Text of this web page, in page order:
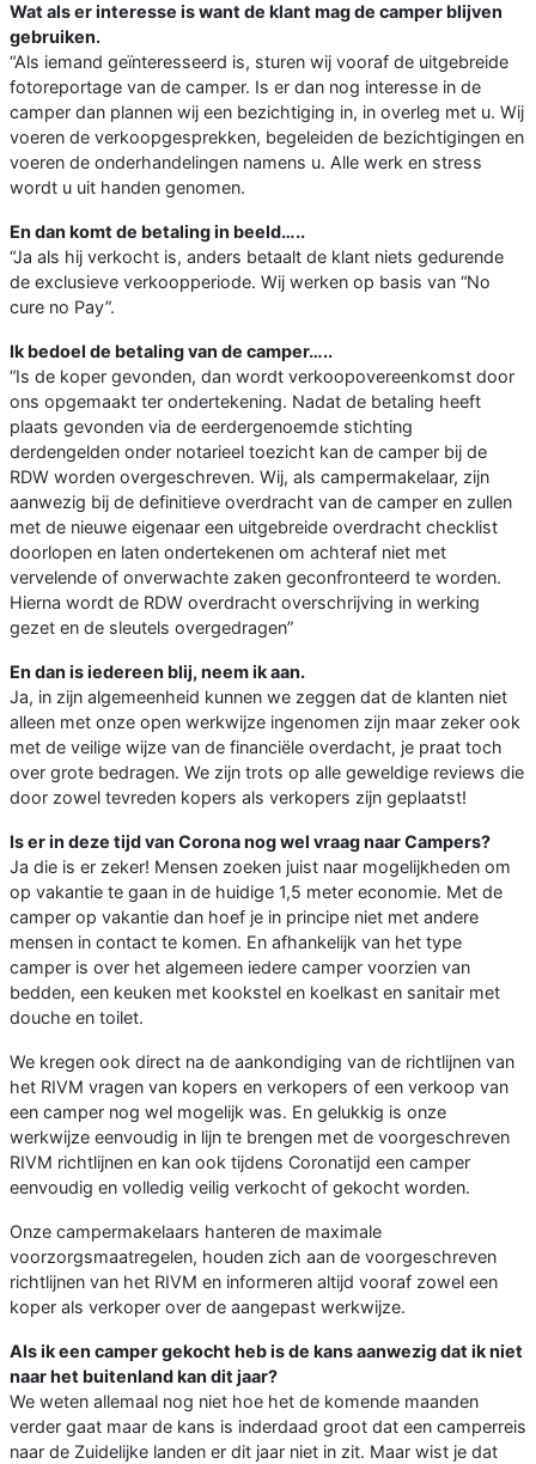
Wat als er interesse is want de klant mag de camper blijven
gebruiken.
“Als iemand geïnteresseerd is, sturen wij vooraf de uitgebreide
fotoreportage van de camper. Is er dan nog interesse in de
camper dan plannen wij een bezichtiging in, in overleg met u. Wij
voeren de verkoopgesprekken, begeleiden de bezichtigingen en
voeren de onderhandelingen namens u. Alle werk en stress
wordt u uit handen genomen.
En dan komt de betaling in beeld…..
“Ja als hij verkocht is, anders betaalt de klant niets gedurende
de exclusieve verkoopperiode. Wij werken op basis van “No
cure no Pay”.
Ik bedoel de betaling van de camper…..
“Is de koper gevonden, dan wordt verkoopovereenkomst door
ons opgemaakt ter ondertekening. Nadat de betaling heeft
plaats gevonden via de eerdergenoemde stichting
derdengelden onder notarieel toezicht kan de camper bij de
RDW worden overgeschreven. Wij, als campermakelaar, zijn
aanwezig bij de definitieve overdracht van de camper en zullen
met de nieuwe eigenaar een uitgebreide overdracht checklist
doorlopen en laten ondertekenen om achteraf niet met
vervelende of onverwachte zaken geconfronteerd te worden.
Hierna wordt de RDW overdracht overschrijving in werking
gezet en de sleutels overgedragen”
En dan is iedereen blij, neem ik aan.
Ja, in zijn algemeenheid kunnen we zeggen dat de klanten niet
alleen met onze open werkwijze ingenomen zijn maar zeker ook
met de veilige wijze van de financiële overdacht, je praat toch
over grote bedragen. We zijn trots op alle geweldige reviews die
door zowel tevreden kopers als verkopers zijn geplaatst!
Is er in deze tijd van Corona nog wel vraag naar Campers?
Ja die is er zeker! Mensen zoeken juist naar mogelijkheden om
op vakantie te gaan in de huidige 1,5 meter economie. Met de
camper op vakantie dan hoef je in principe niet met andere
mensen in contact te komen. En afhankelijk van het type
camper is over het algemeen iedere camper voorzien van
bedden, een keuken met kookstel en koelkast en sanitair met
douche en toilet.
We kregen ook direct na de aankondiging van de richtlijnen van
het RIVM vragen van kopers en verkopers of een verkoop van
een camper nog wel mogelijk was. En gelukkig is onze
werkwijze eenvoudig in lijn te brengen met de voorgeschreven
RIVM richtlijnen en kan ook tijdens Coronatijd een camper
eenvoudig en volledig veilig verkocht of gekocht worden.
Onze campermakelaars hanteren de maximale
voorzorgsmaatregelen, houden zich aan de voorgeschreven
richtlijnen van het RIVM en informeren altijd vooraf zowel een
koper als verkoper over de aangepast werkwijze.
Als ik een camper gekocht heb is de kans aanwezig dat ik niet
naar het buitenland kan dit jaar?
We weten allemaal nog niet hoe het de komende maanden
verder gaat maar de kans is inderdaad groot dat een camperreis
naar de Zuidelijke landen er dit jaar niet in zit. Maar wist je dat